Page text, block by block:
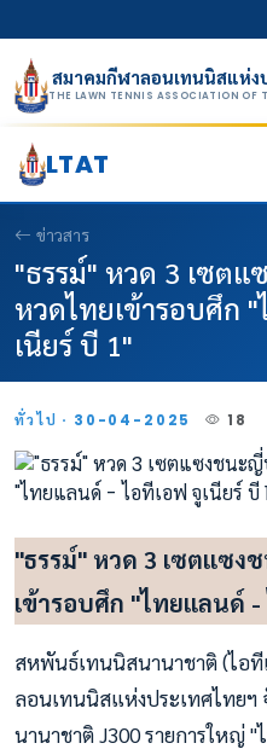
สมาคมกีฬาลอนเทนนิสแห่ง
THE LAWN TENNIS ASSOCIATION OF
LTAT
ข่าวสาร
"ธรรม์" หวด 3 เซต
หวดไทยเข้ารอบศึก
เนียร์ บี 1"
ทั่วไป · 30-04-2025 18
"ธรรม์" หวด 3 เซตแซ
เข้ารอบศึก "ไทยแลนด์ -
สหพันธ์เทนนิสนานาชาติ (ไอ
ลอนเทนนิสแห่งประเทศไทยฯ
นานาชาติ J300 รายการใหญ่